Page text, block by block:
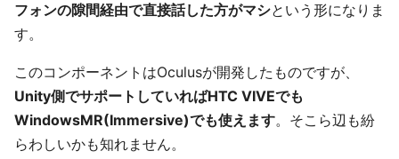
フォンの隙間経由で直接話した方がマシという形になりま
す。
このコンポーネントはOculusが開発したものですが、
Unity側でサポートしていればHTC VIVEでも
WindowsMR(Immersive)でも使えます。そこら辺も紛
らわしいかも知れません。